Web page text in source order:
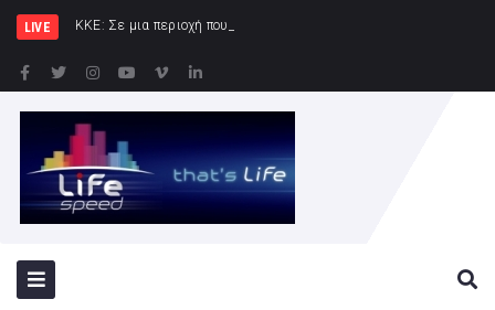
LIVE ΚΚΕ: Σε μια περιοχή που ήδη φλέγεται το «αμυντικ